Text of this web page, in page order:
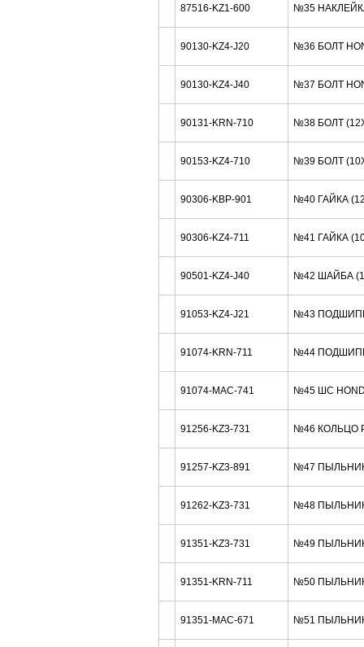
87516-KZ1-600 №35
90130-KZ4-J20 №36 БОЛТ
90130-KZ4-J40 №37 БОЛТ
90131-KRN-710 №38 БОЛТ
90153-KZ4-710 №39 БОЛТ
90306-KBP-901 №40 ГАЙКА
90306-KZ4-711 №41 ГАЙКА
90501-KZ4-J40 №42 ШАЙБА
91053-KZ4-J21 №43
91074-KRN-711 №44
91074-MAC-741 №45 ШС
91256-KZ3-731 №46 КОЛЬЦО
91257-KZ3-891 №47 ПЫЛЬНИК
91262-KZ3-731 №48 ПЫЛЬНИК
91351-KZ3-731 №49 ПЫЛЬНИК
91351-KRN-711 №50 ПЫЛЬНИК
91351-MAC-671 №51 ПЫЛЬНИК